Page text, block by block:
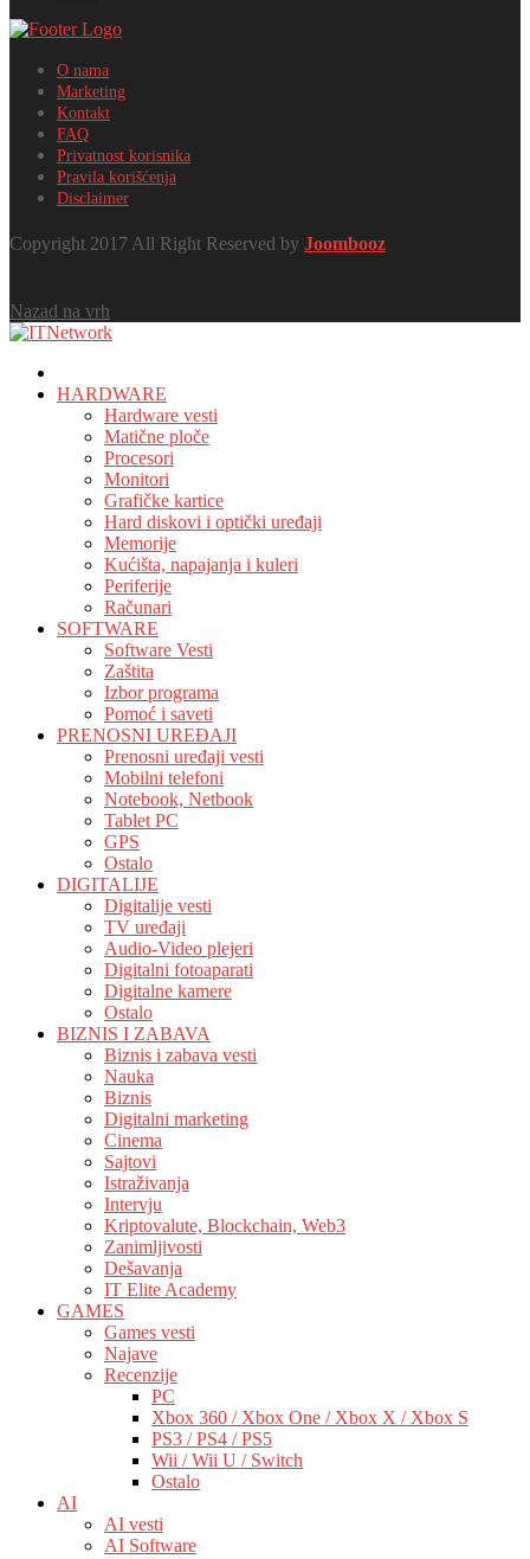
O nama
Marketing
Kontakt
FAQ
Privatnost korisnika
Pravila korišćenja
Disclaimer
Copyright 2017 All Right Reserved by Joombooz
Nazad na vrh
HARDWARE
Hardware vesti
Matične ploče
Procesori
Monitori
Grafičke kartice
Hard diskovi i optički uređaji
Memorije
Kućišta, napajanja i kuleri
Periferije
Računari
SOFTWARE
Software Vesti
Zaštita
Izbor programa
Pomoć i saveti
PRENOSNI UREĐAJI
Prenosni uređaji vesti
Mobilni telefoni
Notebook, Netbook
Tablet PC
GPS
Ostalo
DIGITALIJE
Digitalije vesti
TV uređaji
Audio-Video plejeri
Digitalni fotoaparati
Digitalne kamere
Ostalo
BIZNIS I ZABAVA
Biznis i zabava vesti
Nauka
Biznis
Digitalni marketing
Cinema
Sajtovi
Istraživanja
Intervju
Kriptovalute, Blockchain, Web3
Zanimljivosti
Dešavanja
IT Elite Academy
GAMES
Games vesti
Najave
Recenzije
PC
Xbox 360 / Xbox One / Xbox X / Xbox S
PS3 / PS4 / PS5
Wii / Wii U / Switch
Ostalo
AI
AI vesti
AI Software